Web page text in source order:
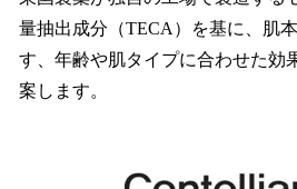
量抽出成分（TECA）を基に、肌
す、年齢や肌タイプに合わせた効
案します。